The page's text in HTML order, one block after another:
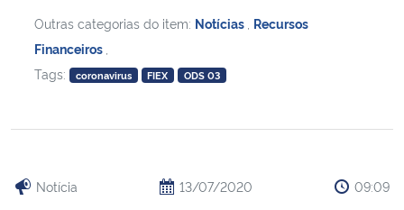
Outras categorias do item: Notícias Recursos
Financeiros
Tags:
coronavirus FIEX ODS 03
Notícia 13/07/2020 09:09